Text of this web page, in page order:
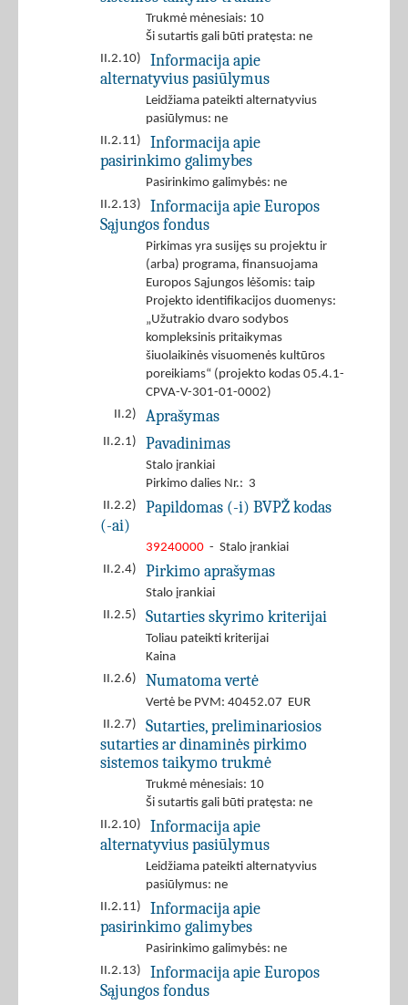
Trukmė mėnesiais: 10
Ši sutartis gali būti pratęsta: ne
II.2.10)
Informacija apie
alternatyvius pasiūlymus
Leidžiama pateikti alternatyvius
pasiūlymus: ne
II.2.11)
Informacija apie
pasirinkimo galimybes
Pasirinkimo galimybės: ne
II.2.13)
Informacija apie Europos
Sąjungos fondus
Pirkimas yra susijęs su projektu ir
(arba) programa, finansuojama
Europos Sąjungos lėšomis: taip
Projekto identifikacijos duomenys:
„Užutrakio dvaro sodybos
kompleksinis pritaikymas
šiuolaikinės visuomenės kultūros
poreikiams“ (projekto kodas 05.4.1-
CPVA-V-301-01-0002)
II.2)
Aprašymas
II.2.1) Pavadinimas
Stalo įrankiai
Pirkimo dalies Nr.: 3
II.2.2)
Papildomas (-i) BVPŽ kodas
(-ai)
39240000 - Stalo įrankiai
II.2.4)
Pirkimo aprašymas
Stalo įrankiai
II.2.5)
Sutarties skyrimo kriterijai
Toliau pateikti kriterijai
Kaina
II.2.6)
Numatoma vertė
Vertė be PVM: 40452.07 EUR
II.2.7)
Sutarties, preliminariosios
sutarties ar dinaminės pirkimo
sistemos taikymo trukmė
Trukmė mėnesiais: 10
Ši sutartis gali būti pratęsta: ne
II.2.10)
Informacija apie
alternatyvius pasiūlymus
Leidžiama pateikti alternatyvius
pasiūlymus: ne
II.2.11)
Informacija apie
pasirinkimo galimybes
Pasirinkimo galimybės: ne
II.2.13)
Informacija apie Europos
Sąjungos fondus